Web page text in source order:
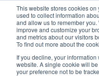
This website stores cookies
used to collect information
and allow us to remember
improve and customize your
and metrics about our visitors
To find out more about the
If you decline, your information
website. A single cookie will
your preference not to be